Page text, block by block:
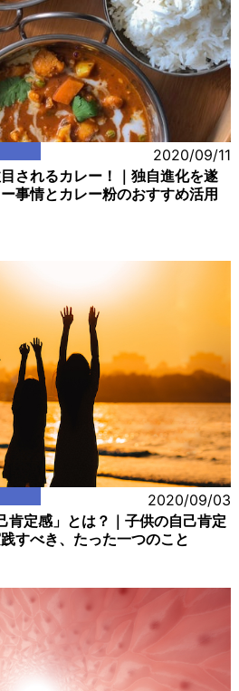
2020/09/11
されるカレー！｜独自進化を遂
事情とカレー粉のおすすめ活用
2020/09/03
肯定感」とは？｜子供の自己肯定
すべき、たった一つのこと